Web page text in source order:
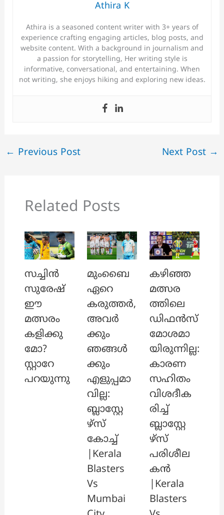
Athira K
Athira is a seasoned content writer with 3+ years of
experience crafting engaging articles, blog posts, and
website content. With a background in journalism and
a passion for storytelling, Her writing style is
informative, conversational, and entertaining. When
not writing, she enjoys hiking and exploring new ideas.
← Previous Post Next Post →
Related Posts
സച്ചിൻ
സുരേഷ്
ഈ
മത്സരം
കളിക്കു
മോ?
സ്റ്റാറേ
പറയുന്നു
മുംബൈ
ഏറെ
കരുത്തർ,
അവർ
ക്കും
ഞങ്ങൾ
ക്കും
എളുപ്പമാ
വില്ല:
ബ്ലാസ്റ്റേ
ഴ്സ്
കോച്ച്
|Kerala
Blasters
Vs
Mumbai
കഴിഞ്ഞ
മത്സര
ത്തിലെ
ഡിഫൻസ്
മോശമാ
യിരുന്നില്ല:
കാരണ
സഹിതം
വിശദീക
രിച്ച്
ബ്ലാസ്റ്റേ
ഴ്സ്
പരിശീല
കൻ
|Kerala
Blasters